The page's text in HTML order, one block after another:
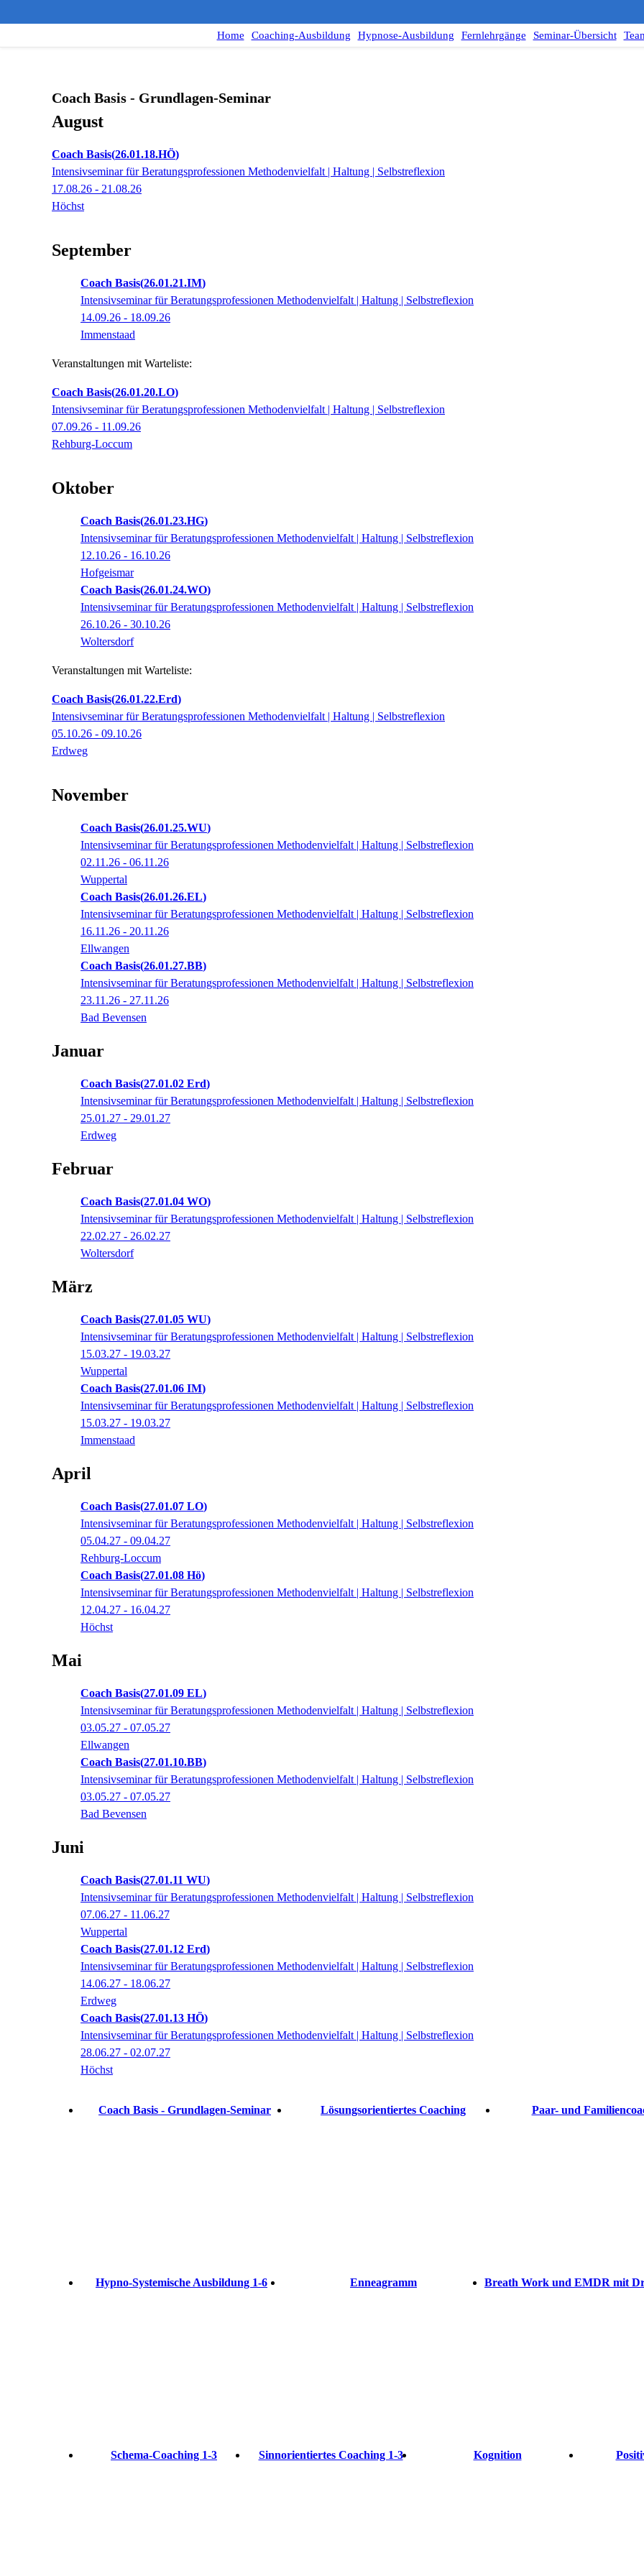
Home Coaching-Ausbildung Hypnose-Ausbildung Fernlehrgänge Seminar-Übersicht
Coach Basis - Grundlagen-Seminar
August
Coach Basis 26.01.18.HÖ
Intensivseminar für Beratungsprofessionen Methodenvielfalt | Haltung | Selbstreflexion
17.08.26 - 21.08.26
Höchst
September
Coach Basis 26.01.21.IM
Intensivseminar für Beratungsprofessionen Methodenvielfalt | Haltung | Selbstreflexion
14.09.26 - 18.09.26
Immenstaad
Veranstaltungen mit Warteliste:
Coach Basis 26.01.20.LO
Intensivseminar für Beratungsprofessionen Methodenvielfalt | Haltung | Selbstreflexion
07.09.26 - 11.09.26
Rehburg-Loccum
Oktober
Coach Basis 26.01.23.HG
Intensivseminar für Beratungsprofessionen Methodenvielfalt | Haltung | Selbstreflexion
12.10.26 - 16.10.26
Hofgeismar
Coach Basis 26.01.24.WO
Intensivseminar für Beratungsprofessionen Methodenvielfalt | Haltung | Selbstreflexion
26.10.26 - 30.10.26
Woltersdorf
Veranstaltungen mit Warteliste:
Coach Basis 26.01.22.Erd
Intensivseminar für Beratungsprofessionen Methodenvielfalt | Haltung | Selbstreflexion
05.10.26 - 09.10.26
Erdweg
November
Coach Basis 26.01.25.WU
Intensivseminar für Beratungsprofessionen Methodenvielfalt | Haltung | Selbstreflexion
02.11.26 - 06.11.26
Wuppertal
Coach Basis 26.01.26.EL
Intensivseminar für Beratungsprofessionen Methodenvielfalt | Haltung | Selbstreflexion
16.11.26 - 20.11.26
Ellwangen
Coach Basis 26.01.27.BB
Intensivseminar für Beratungsprofessionen Methodenvielfalt | Haltung | Selbstreflexion
23.11.26 - 27.11.26
Bad Bevensen
Januar
Coach Basis 27.01.02 Erd
Intensivseminar für Beratungsprofessionen Methodenvielfalt | Haltung | Selbstreflexion
25.01.27 - 29.01.27
Erdweg
Februar
Coach Basis 27.01.04 WO
Intensivseminar für Beratungsprofessionen Methodenvielfalt | Haltung | Selbstreflexion
22.02.27 - 26.02.27
Woltersdorf
März
Coach Basis 27.01.05 WU
Intensivseminar für Beratungsprofessionen Methodenvielfalt | Haltung | Selbstreflexion
15.03.27 - 19.03.27
Wuppertal
Coach Basis 27.01.06 IM
Intensivseminar für Beratungsprofessionen Methodenvielfalt | Haltung | Selbstreflexion
15.03.27 - 19.03.27
Immenstaad
April
Coach Basis 27.01.07 LO
Intensivseminar für Beratungsprofessionen Methodenvielfalt | Haltung | Selbstreflexion
05.04.27 - 09.04.27
Rehburg-Loccum
Coach Basis 27.01.08 Hö
Intensivseminar für Beratungsprofessionen Methodenvielfalt | Haltung | Selbstreflexion
12.04.27 - 16.04.27
Höchst
Mai
Coach Basis 27.01.09 EL
Intensivseminar für Beratungsprofessionen Methodenvielfalt | Haltung | Selbstreflexion
03.05.27 - 07.05.27
Ellwangen
Coach Basis 27.01.10.BB
Intensivseminar für Beratungsprofessionen Methodenvielfalt | Haltung | Selbstreflexion
03.05.27 - 07.05.27
Bad Bevensen
Juni
Coach Basis 27.01.11 WU
Intensivseminar für Beratungsprofessionen Methodenvielfalt | Haltung | Selbstreflexion
07.06.27 - 11.06.27
Wuppertal
Coach Basis 27.01.12 Erd
Intensivseminar für Beratungsprofessionen Methodenvielfalt | Haltung | Selbstreflexion
14.06.27 - 18.06.27
Erdweg
Coach Basis 27.01.13 HÖ
Intensivseminar für Beratungsprofessionen Methodenvielfalt | Haltung | Selbstreflexion
28.06.27 - 02.07.27
Höchst
Coach Basis - Grundlagen-Seminar Lösungsorientiertes Coaching Paar- und
Hypno-Systemische Ausbildung 1-6 Enneagramm Breath Work und EMDR mit
Schema-Coaching 1-3 Sinnorientiertes Coaching 1-3 Kognition